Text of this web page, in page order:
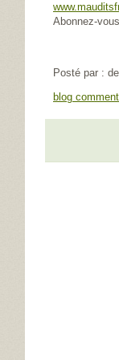
Abonnez-
Posté par :
blog